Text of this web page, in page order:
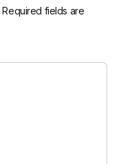
Required fields are